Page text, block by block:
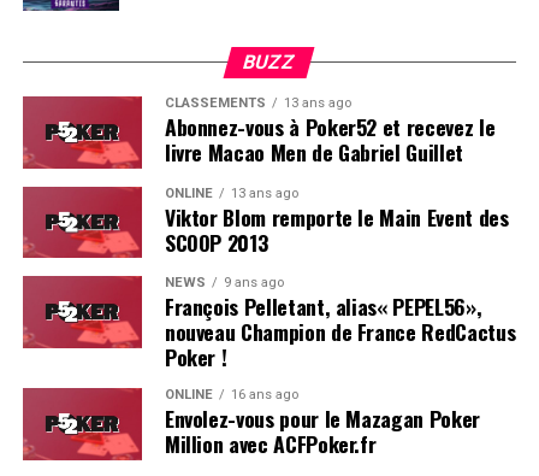
Soleau à gauche, sorti par Logghe au centre
BUZZ
CLASSEMENTS 13 ans ago
Abonnez-vous à Poker52 et recevez le
livre Macao Men de Gabriel Guillet
ONLINE 13 ans ago
Viktor Blom remporte le Main Event des
SCOOP 2013
NEWS 9 ans ago
François Pelletant, alias« PEPEL56»,
nouveau Champion de France RedCactus
Poker !
ONLINE 16 ans ago
Envolez-vous pour le Mazagan Poker
Million avec ACFPoker.fr